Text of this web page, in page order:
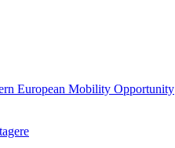
European Mobility Opportunity